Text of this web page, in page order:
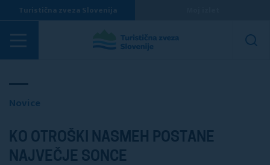
Turistična zveza Slovenija
Novice
Novice
KO OTROŠKI NASMEH POSTANE
NAJVEČJE SONCE